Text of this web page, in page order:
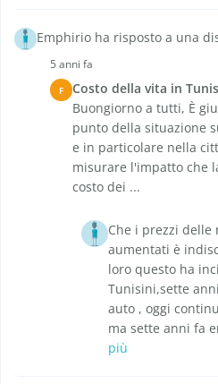
Emphirio ha risposto a una
5 anni fa
F Costo della vita in
Buongiorno a tutti, È
punto della situazione
e in particolare nella
misurare l'impatto che
costo dei ...
Che i prezzi
aumentati è
loro questo ha
Tunisini,sette
auto , oggi
ma sette anni fa
più